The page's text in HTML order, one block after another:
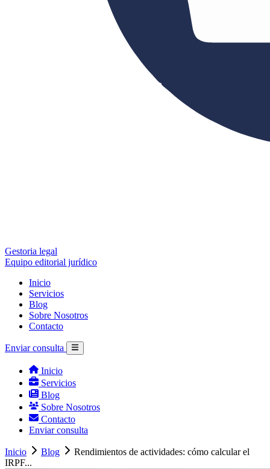
Gestoria legal
Equipo editorial jurídico
Inicio
Servicios
Blog
Sobre Nosotros
Contacto
Enviar consulta
Inicio
Servicios
Blog
Sobre Nosotros
Contacto
Enviar consulta
Inicio Blog
Rendimientos de actividades: cómo calcular el
IRPF...